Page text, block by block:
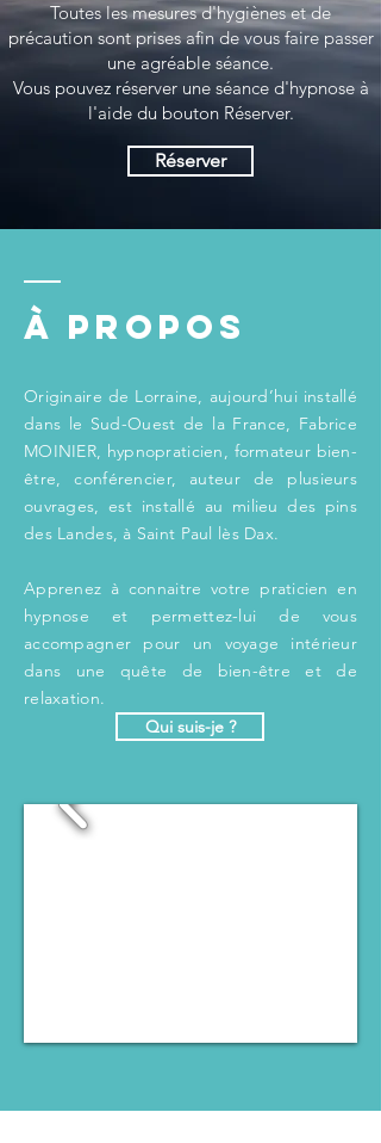
Toutes les mesures d'hygiènes et de
précaution sont prises afin de vous faire passer
une agréable séance.
Vous pouvez réserver une séance d'hypnose à
l'aide du bouton Réserver.
Réserver
À Propos
Originaire de Lorraine, aujourd’hui installé
dans le Sud-Ouest de la France, Fabrice
MOINIER, hypnopraticien, formateur bien-
être, conférencier, auteur de plusieurs
ouvrages, est installé au milieu des pins
des Landes, à Saint Paul lès Dax.
Apprenez à connaitre votre praticien en
hypnose et permettez-lui de vous
accompagner pour un voyage intérieur
dans une quête de bien-être et de
relaxation.
Qui suis-je ?